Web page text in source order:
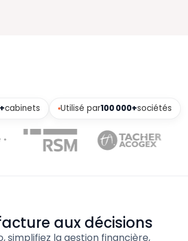
cabinets Utilisé par100 000+sociétés
aux décisions
simplifiez la gestion financière,
Éditeur de facture complet